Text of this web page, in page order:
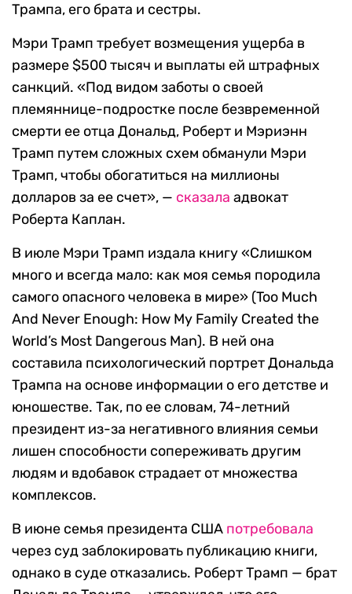
Трампа, его брата и сестры.
Мэри Трамп требует возмещения ущерба в
размере $500 тысяч и выплаты ей штрафных
санкций. «Под видом заботы о своей
племяннице-подростке после безвременной
смерти ее отца Дональд, Роберт и Мэриэнн
Трамп путем сложных схем обманули Мэри
Трамп, чтобы обогатиться на миллионы
долларов за ее счет», — сказала адвокат
Роберта Каплан.
В июле Мэри Трамп издала книгу «Слишком
много и всегда мало: как моя семья породила
самого опасного человека в мире» (Too Much
And Never Enough: How My Family Created the
World’s Most Dangerous Man). В ней она
составила психологический портрет Дональда
Трампа на основе информации о его детстве и
юношестве. Так, по ее словам, 74-летний
президент из-за негативного влияния семьи
лишен способности сопереживать другим
людям и вдобавок страдает от множества
комплексов.
В июне семья президента США потребовала
через суд заблокировать публикацию книги,
однако в суде отказались. Роберт Трамп — брат